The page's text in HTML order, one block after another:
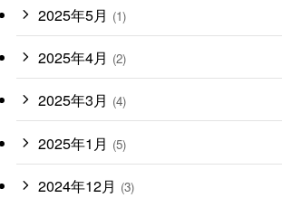
2025年5月 (1)
2025年4月 (2)
2025年3月 (4)
2025年1月 (5)
2024年12月 (3)